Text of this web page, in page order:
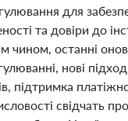
для
та довіри до
чином, останні
нові
підтримка
свідчать